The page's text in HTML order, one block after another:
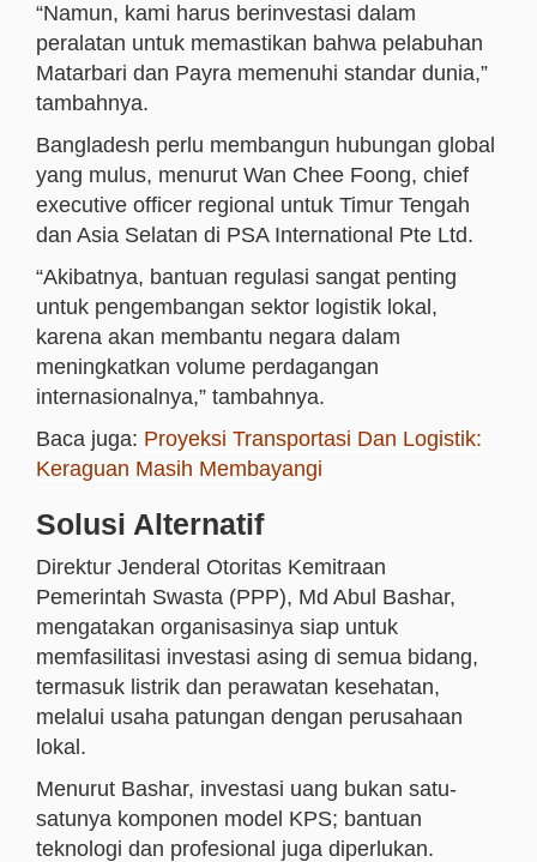
“Namun, kami harus berinvestasi dalam
peralatan untuk memastikan bahwa pelabuhan
Matarbari dan Payra memenuhi standar dunia,”
tambahnya.
Bangladesh perlu membangun hubungan global
yang mulus, menurut Wan Chee Foong, chief
executive officer regional untuk Timur Tengah
dan Asia Selatan di PSA International Pte Ltd.
“Akibatnya, bantuan regulasi sangat penting
untuk pengembangan sektor logistik lokal,
karena akan membantu negara dalam
meningkatkan volume perdagangan
internasionalnya,” tambahnya.
Baca juga: Proyeksi Transportasi Dan Logistik:
Keraguan Masih Membayangi
Solusi Alternatif
Direktur Jenderal Otoritas Kemitraan
Pemerintah Swasta (PPP), Md Abul Bashar,
mengatakan organisasinya siap untuk
memfasilitasi investasi asing di semua bidang,
termasuk listrik dan perawatan kesehatan,
melalui usaha patungan dengan perusahaan
lokal.
Menurut Bashar, investasi uang bukan satu-
satunya komponen model KPS; bantuan
teknologi dan profesional juga diperlukan.